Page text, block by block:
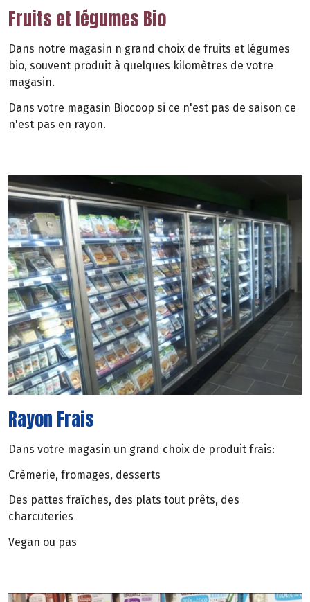
Fruits et légumes Bio
Dans notre magasin n grand choix de fruits et légumes
bio, souvent produit à quelques kilomètres de votre
magasin.
Dans votre magasin Biocoop si ce n'est pas de saison ce
n'est pas en rayon.
Rayon Frais
Dans votre magasin un grand choix de produit frais:
Crèmerie, fromages, desserts
Des pattes fraîches, des plats tout prêts, des
charcuteries
Vegan ou pas